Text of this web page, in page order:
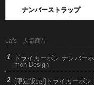
ナンバーストラップ
Lafs 人気商品
ドライカーボン ナンバー
mon Design
[限定販売!]ドライカーボ